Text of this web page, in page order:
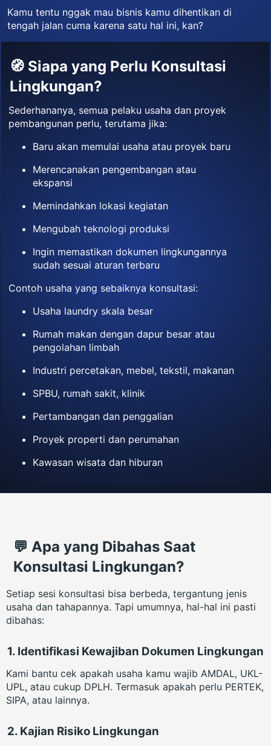
Kamu tentu nggak mau bisnis kamu dihentikan di
tengah jalan cuma karena satu hal ini, kan?
🧭 Siapa yang Perlu Konsultasi
Lingkungan?
Sederhananya, semua pelaku usaha dan proyek
pembangunan perlu, terutama jika:
Baru akan memulai usaha atau proyek baru
Merencanakan pengembangan atau
ekspansi
Memindahkan lokasi kegiatan
Mengubah teknologi produksi
Ingin memastikan dokumen lingkungannya
sudah sesuai aturan terbaru
Contoh usaha yang sebaiknya konsultasi:
Usaha laundry skala besar
Rumah makan dengan dapur besar atau
pengolahan limbah
Industri percetakan, mebel, tekstil, makanan
SPBU, rumah sakit, klinik
Pertambangan dan penggalian
Proyek properti dan perumahan
Kawasan wisata dan hiburan
💬 Apa yang Dibahas Saat
Konsultasi Lingkungan?
Setiap sesi konsultasi bisa berbeda, tergantung jenis
usaha dan tahapannya. Tapi umumnya, hal-hal ini pasti
dibahas:
1. Identifikasi Kewajiban Dokumen Lingkungan
Kami bantu cek apakah usaha kamu wajib AMDAL, UKL-
UPL, atau cukup DPLH. Termasuk apakah perlu PERTEK,
SIPA, atau lainnya.
2. Kajian Risiko Lingkungan